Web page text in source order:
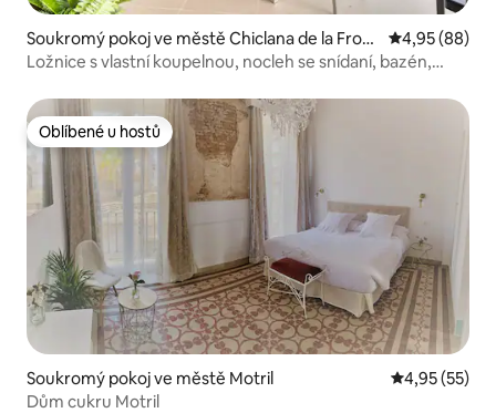
Soukromý pokoj ve městě Chiclana de la Front
era
Průměrné
4,95 (88)
Ložnice s vlastní koupelnou, nocleh se snídaní, bazén,
Oblíbené u hostů
Oblíbené u hostů
Soukromý pokoj ve městě Motril Průměrné
4,95 (55)
Dům cukru Motril